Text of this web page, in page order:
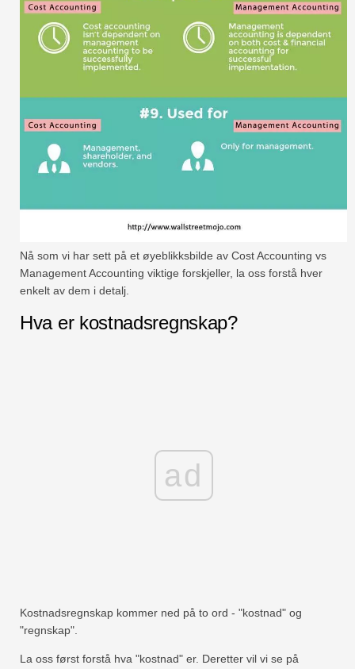
Nå som vi har sett på et øyeblikksbilde av Cost Accounting vs
Management Accounting viktige forskjeller, la oss forstå hver
enkelt av dem i detalj.
Hva er kostnadsregnskap?
ad
Kostnadsregnskap kommer ned på to ord - "kostnad" og
"regnskap".
La oss først forstå hva "kostnad" er. Deretter vil vi se på